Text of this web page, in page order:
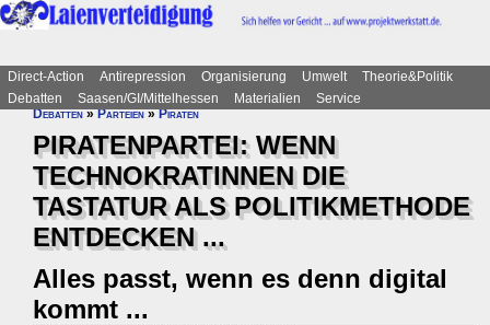
Direct-Action Antirepression Organisierung Umwelt
Theorie&Politik
Debatten
Saasen/GI/Mittelhessen Materialien
Service
Debatten»Parteien»Piraten
PIRATENPARTEI: WENN
TECHNOKRATINNEN DIE
TASTATUR ALS POLITIKMETHODE
ENTDECKEN ...
Alles passt, wenn es denn digital
kommt ...